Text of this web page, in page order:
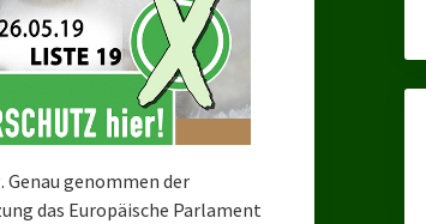
Genau genommen der
das Europäische Parlament